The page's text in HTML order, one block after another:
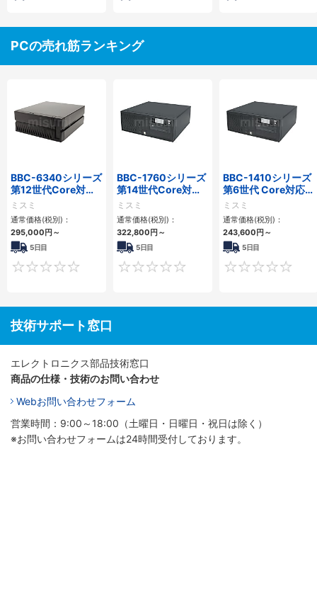
PCの売れ筋ランキング
BBC-6340シリーズ
第12世代Core対応
小型フロアマウント
PC2PCI/2PCIe
ミスミ
通常価格(税別)：
295,000円～
5日目
0
BBC-1760シリーズ
第14世代Core対応
小型フロアマウント
3PCIe
ミスミ
通常価格(税別)：
322,800円～
5日目
0
BBC-1410シリーズ
第6世代 Core対応フ
ロアマウントFAPC
3PCI・3PCIe
ミスミ
通常価格(税別)：
243,600円～
5日目
技術サポート窓口
エレクトロニクス部品技術窓口
商品の仕様・技術のお問い合わせ
Webお問い合わせフォーム
営業時間：9:00～18:00（土曜日・日曜日・祝日は除く）
※お問い合わせフォームは24時間受付しております。